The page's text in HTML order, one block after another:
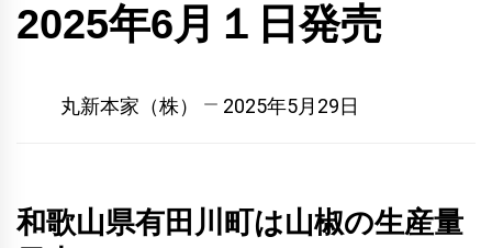
2025年6月１日発売
丸新本家（株） 2025年5月29日
和歌山県有田川町は山椒の生産量